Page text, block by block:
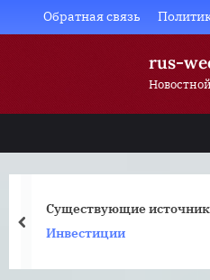
to
Обратная связь
rus-
Существующие
Инвестиции
prev